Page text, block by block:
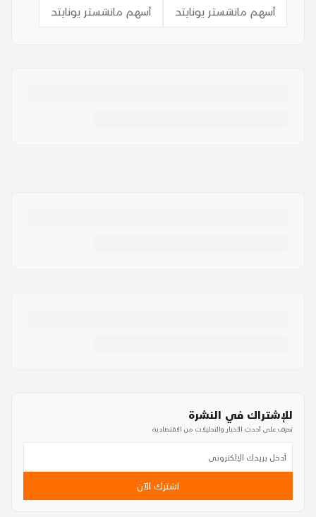
أسهم مانشستر يونايتد أسهم مانشستر يونايتد
للإشتراك في النشرة
تعرف على أحدث الأخبار والتحليلات من الاقتصادية
اشترك الآن